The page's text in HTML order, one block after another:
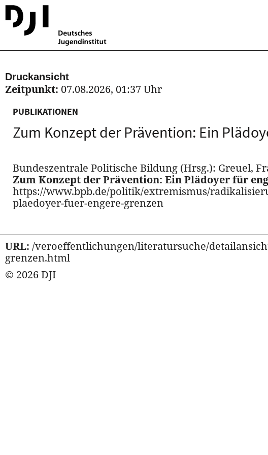
Druckansicht
Zeitpunkt: 07.08.2026, 01:37 Uhr
PUBLIKATIONEN
Zum Konzept der Prävention: Ein
Bundeszentrale Politische Bildung (Hrsg.): Greuel,
Zum Konzept der Prävention: Ein Plädoyer für
https://www.bpb.de/politik/extremismus/
plaedoyer-fuer-engere-grenzen
URL: /veroeffentlichungen/literatursuche/
grenzen.html
© 2026 DJI